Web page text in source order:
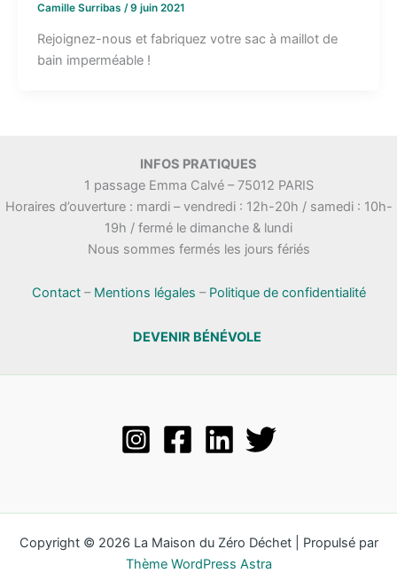
Camille Surribas /9 juin 2021
Rejoignez-nous et fabriquez votre sac à maillot de
bain imperméable !
INFOS PRATIQUES
1 passage Emma Calvé – 75012 PARIS
Horaires d’ouverture : mardi – vendredi : 12h-20h / samedi : 10h-
19h / fermé le dimanche & lundi
Nous sommes fermés les jours fériés
Contact– Mentions légales – Politique de confidentialité
DEVENIR BÉNÉVOLE
Copyright © 2026 La Maison du Zéro Déchet | Propulsé par
Thème WordPress Astra